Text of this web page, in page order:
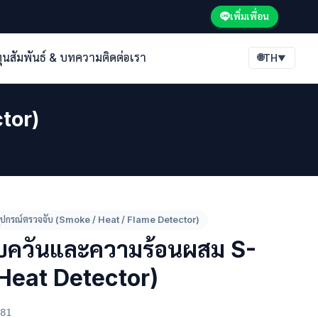
เพิ่มเพื่อน
นสัมพันธ์ & บทความติดต่อเรา 🌐TH▼
กรณ์ตรวจจับ (Smoke / Heat / Flame Detector)
วันและความร้อนผสม S-
Detector)